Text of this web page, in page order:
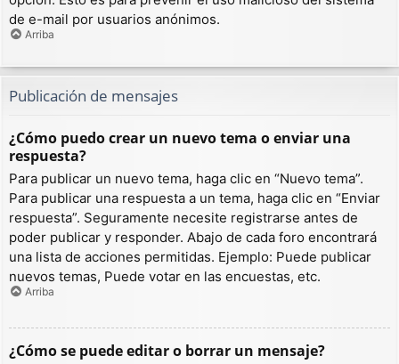
de e-mail por usuarios anónimos.
Arriba
Publicación de mensajes
¿Cómo puedo crear un nuevo tema o enviar una
respuesta?
Para publicar un nuevo tema, haga clic en “Nuevo tema”.
Para publicar una respuesta a un tema, haga clic en “Enviar
respuesta”. Seguramente necesite registrarse antes de
poder publicar y responder. Abajo de cada foro encontrará
una lista de acciones permitidas. Ejemplo: Puede publicar
nuevos temas, Puede votar en las encuestas, etc.
Arriba
¿Cómo se puede editar o borrar un mensaje?